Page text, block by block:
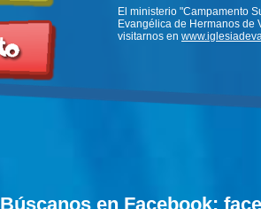
El ministerio "Campamento
Evangélica de Hermanos de
visitarnos en
Búscanos en Facebook: